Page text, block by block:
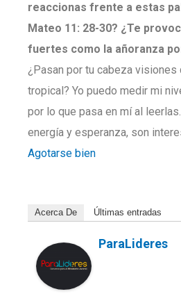
reaccionas frente a estas
Mateo 11: 28-30? ¿Te
fuertes como la añoranza
¿Pasan por tu cabeza visiones
tropical? Yo puedo medir mi
por lo que pasa en mí al
energía y esperanza, son
Agotarse bien
Acerca De Últimas entradas
ParaLideres